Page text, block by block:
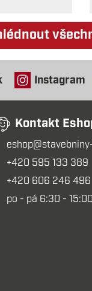
Instagram
Kontakt
+420 595 133 389
+420 606 246 496
po - pá 6:30 - 15:00